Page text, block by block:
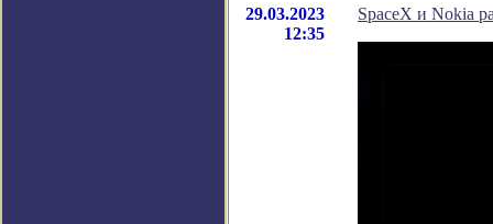
29.03.2023
12:35
SpaceX и Nokia